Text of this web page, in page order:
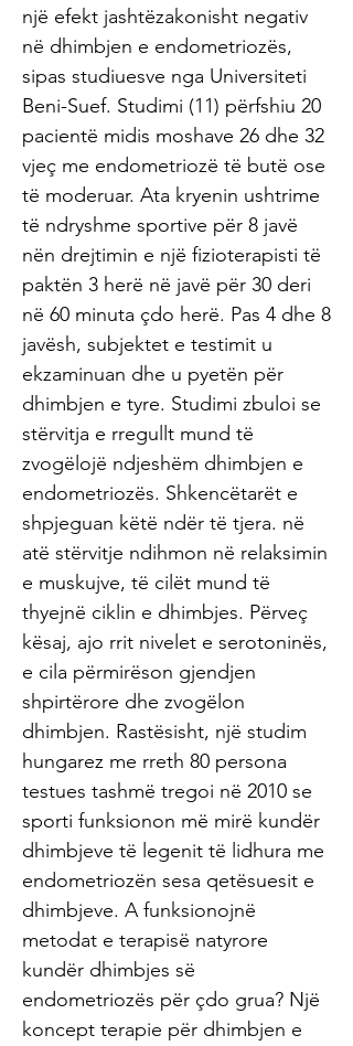
një efekt jashtëzakonisht negativ
në dhimbjen e endometriozës,
sipas studiuesve nga Universiteti
Beni-Suef. Studimi (11) përfshiu 20
pacientë midis moshave 26 dhe 32
vjeç me endometriozë të butë ose
të moderuar. Ata kryenin ushtrime
të ndryshme sportive për 8 javë
nën drejtimin e një fizioterapisti të
paktën 3 herë në javë për 30 deri
në 60 minuta çdo herë. Pas 4 dhe 8
javësh, subjektet e testimit u
ekzaminuan dhe u pyetën për
dhimbjen e tyre. Studimi zbuloi se
stërvitja e rregullt mund të
zvogëlojë ndjeshëm dhimbjen e
endometriozës. Shkencëtarët e
shpjeguan këtë ndër të tjera. në
atë stërvitje ndihmon në relaksimin
e muskujve, të cilët mund të
thyejnë ciklin e dhimbjes. Përveç
kësaj, ajo rrit nivelet e serotoninës,
e cila përmirëson gjendjen
shpirtërore dhe zvogëlon
dhimbjen. Rastësisht, një studim
hungarez me rreth 80 persona
testues tashmë tregoi në 2010 se
sporti funksionon më mirë kundër
dhimbjeve të legenit të lidhura me
endometriozën sesa qetësuesit e
dhimbjeve. A funksionojnë
metodat e terapisë natyrore
kundër dhimbjes së
endometriozës për çdo grua? Një
koncept terapie për dhimbjen e